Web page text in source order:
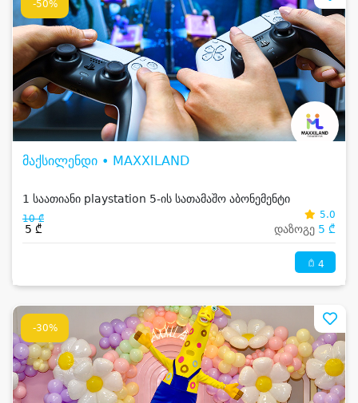
-50%
მაქსილენდი • MAXXILAND
1 საათიანი playstation 5-ის სათამაშო აბონემენტი
10 ₾
5 ₾
5.0
დაზოგე 5 ₾
4
-30%